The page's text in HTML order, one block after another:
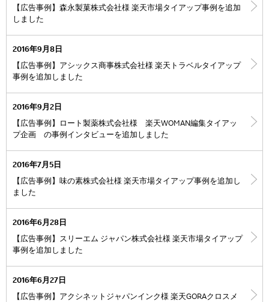
【広告事例】森永製菓株式会社様 楽天市場タイアップ事例を追加
しました
2016年9月8日
【広告事例】アシックス商事株式会社様 楽天トラベルタイアップ
事例を追加しました
2016年9月2日
【広告事例】ロート製薬株式会社様 楽天WOMAN編集タイアッ
プ企画 の事例インタビューを追加しました
2016年7月5日
【広告事例】味の素株式会社様 楽天市場タイアップ事例を追加し
ました
2016年6月28日
【広告事例】スリーエム ジャパン株式会社様 楽天市場タイアップ
事例を追加しました
2016年6月27日
【広告事例】アクシネットジャパンインク様 楽天GORAクロスメ